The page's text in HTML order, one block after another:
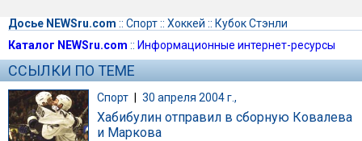
Досье NEWSru.com :: Спорт:: Хоккей :: Кубок Стэнли
Каталог NEWSru.com :: Информационные интернет-ресурсы
ССЫЛКИ ПО ТЕМЕ
Спорт | 30 апреля 2004 г.,
Хабибулин отправил в сборную Ковалева
и Маркова